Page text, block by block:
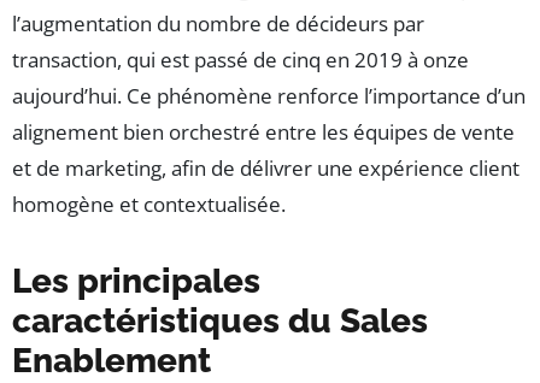
l’augmentation du nombre de décideurs par
transaction, qui est passé de cinq en 2019 à onze
aujourd’hui. Ce phénomène renforce l’importance d’un
alignement bien orchestré entre les équipes de vente
et de marketing, afin de délivrer une expérience client
homogène et contextualisée.
Les principales
caractéristiques du Sales
Enablement